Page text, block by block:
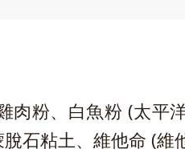
肉粉、白魚粉 (太平
石粘土、維他命 (維